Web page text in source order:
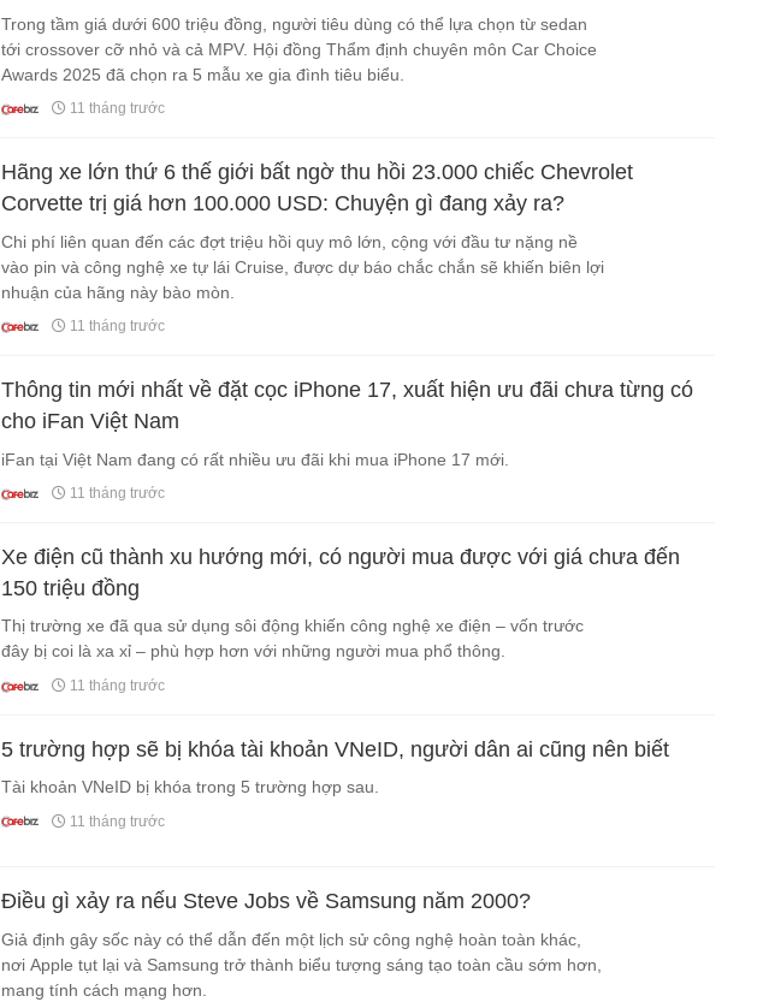
Trong tầm giá dưới 600 triệu đồng, người tiêu dùng có thể lựa chọn từ sedan
tới crossover cỡ nhỏ và cả MPV. Hội đồng Thẩm định chuyên môn Car Choice
Awards 2025 đã chọn ra 5 mẫu xe gia đình tiêu biểu.
11 tháng trước
Hãng xe lớn thứ 6 thế giới bất ngờ thu hồi 23.000 chiếc Chevrolet
Corvette trị giá hơn 100.000 USD: Chuyện gì đang xảy ra?
Chi phí liên quan đến các đợt triệu hồi quy mô lớn, cộng với đầu tư nặng nề
vào pin và công nghệ xe tự lái Cruise, được dự báo chắc chắn sẽ khiến biên lợi
nhuận của hãng này bào mòn.
11 tháng trước
Thông tin mới nhất về đặt cọc iPhone 17, xuất hiện ưu đãi chưa từng có
cho iFan Việt Nam
iFan tại Việt Nam đang có rất nhiều ưu đãi khi mua iPhone 17 mới.
11 tháng trước
Xe điện cũ thành xu hướng mới, có người mua được với giá chưa đến
150 triệu đồng
Thị trường xe đã qua sử dụng sôi động khiến công nghệ xe điện – vốn trước
đây bị coi là xa xỉ – phù hợp hơn với những người mua phổ thông.
11 tháng trước
5 trường hợp sẽ bị khóa tài khoản VNeID, người dân ai cũng nên biết
Tài khoản VNeID bị khóa trong 5 trường hợp sau.
11 tháng trước
Điều gì xảy ra nếu Steve Jobs về Samsung năm 2000?
Giả định gây sốc này có thể dẫn đến một lịch sử công nghệ hoàn toàn khác,
nơi Apple tụt lại và Samsung trở thành biểu tượng sáng tạo toàn cầu sớm hơn,
mang tính cách mạng hơn.